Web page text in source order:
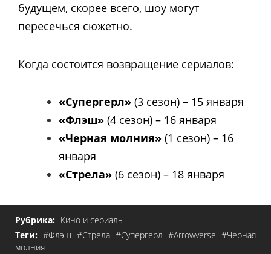
будущем, скорее всего, шоу могут
пересечься сюжетно.
Когда состоится возвращение сериалов:
«Супергерл» (3 сезон) – 15 января
«Флэш» (4 сезон) – 16 января
«Черная молния» (1 сезон) – 16
января
«Стрела» (6 сезон) – 18 января
Рубрика: Кино и сериалы
Теги: #Флэш #Стрела #Супергерл #Arrowverse #Черная
молния